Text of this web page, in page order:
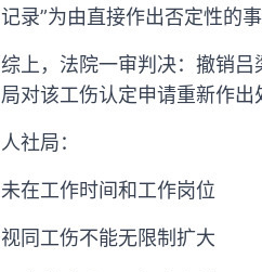
记录”为由直接作出否定性的
综上，法院一审判决：撤销
局对该工伤认定申请重新作出
人社局：
未在工作时间和工作岗位
视同工伤不能无限制扩大